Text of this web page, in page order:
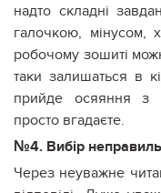
надто складні
галочкою, мінусом,
робочому зошиті
таки залишаться в
прийде осяяння з
просто вгадаєте.
№4. Вибір
Через неуважне